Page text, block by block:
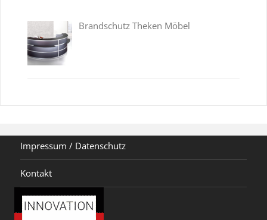
Brandschutz Theken Möbel
Impressum / Datenschutz
Kontakt